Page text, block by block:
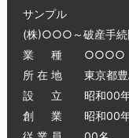
サンプル
(株)○○○～破産手続
業 種 ○○○○
所 在 地 東京都
設 立 昭和00年
創 業 昭和00年